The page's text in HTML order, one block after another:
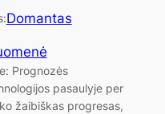
Domantas
Prognozės
pasaulyje per
žaibiškas progresas,